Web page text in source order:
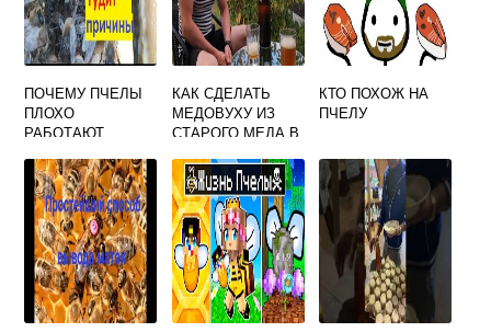
ПОЧЕМУ ПЧЕЛЫ
ПЛОХО
РАБОТАЮТ
КАК СДЕЛАТЬ
МЕДОВУХУ ИЗ
СТАРОГО МЕДА В
УСЛОВИЯХ
РЕЦЕПТ
ПРОСТОЙ
КТО ПОХОЖ НА
ПЧЕЛУ